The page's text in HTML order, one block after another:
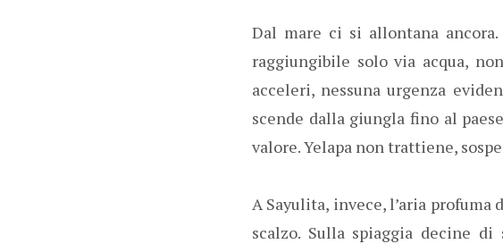
Dal mare ci si allontana
raggiungibile solo via acqua,
acceleri, nessuna urgenza
scende dalla giungla fino al
valore. Yelapa non trattiene,
A Sayulita, invece, l’aria profuma
scalzo. Sulla spiaggia decine